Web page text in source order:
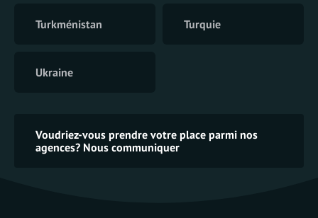
Turkménistan Turquie
Ukraine
Voudriez-vous prendre votre place parmi nos
agences? Nous communiquer